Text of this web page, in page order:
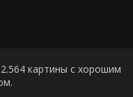
картины с хорошим